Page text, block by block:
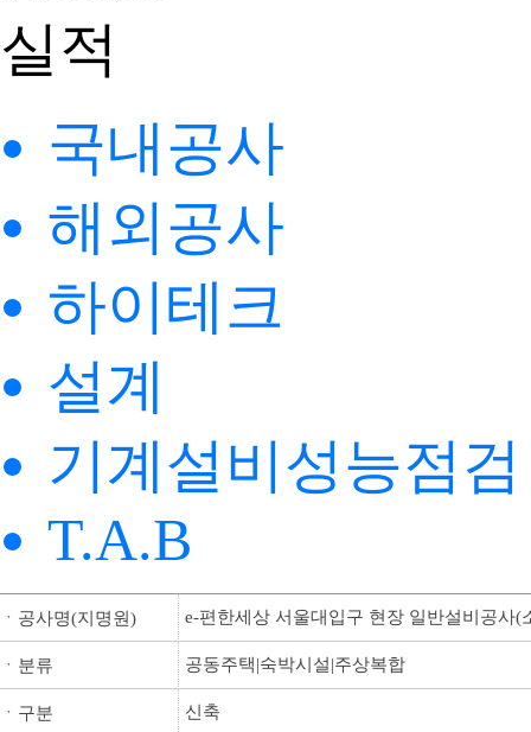
실적
국내공사
해외공사
하이테크
설계
기계설비성능점검
T.A.B
ㆍ공사명(지명원) e-편한세상 서울대입구 현장 일반설비공사(
ㆍ분류 공동주택|숙박시설|주상복합
ㆍ구분 신축